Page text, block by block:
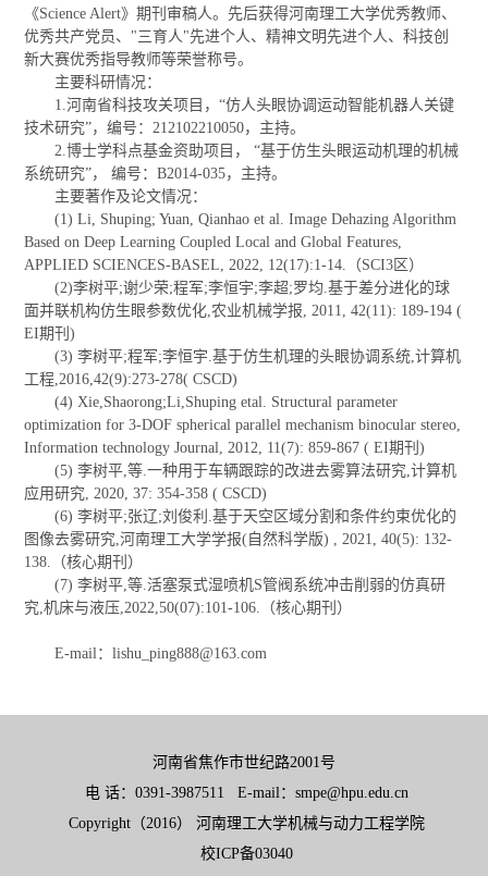
《Science Alert》期刊审稿人。先后获得河南理工大学优秀教师、
优秀共产党员、"三育人"先进个人、精神文明先进个人、科技创
新大赛优秀指导教师等荣誉称号。
主要科研情况：
1.河南省科技攻关项目，“仿人头眼协调运动智能机器人关键
技术研究”，编号：212102210050，主持。
2.博士学科点基金资助项目， “基于仿生头眼运动机理的机械
系统研究”， 编号：B2014-035，主持。
主要著作及论文情况：
(1) Li, Shuping; Yuan, Qianhao et al. Image Dehazing Algorithm
Based on Deep Learning Coupled Local and Global Features,
APPLIED SCIENCES-BASEL, 2022, 12(17):1-14.（SCI3区）
(2)李树平;谢少荣;程军;李恒宇;李超;罗均.基于差分进化的球
面并联机构仿生眼参数优化,农业机械学报, 2011, 42(11): 189-194 (
EI期刊)
(3) 李树平;程军;李恒宇.基于仿生机理的头眼协调系统,计算机
工程,2016,42(9):273-278( CSCD)
(4) Xie,Shaorong;Li,Shuping etal. Structural parameter
optimization for 3-DOF spherical parallel mechanism binocular stereo,
Information technology Journal, 2012, 11(7): 859-867 ( EI期刊)
(5) 李树平,等.一种用于车辆跟踪的改进去雾算法研究,计算机
应用研究, 2020, 37: 354-358 ( CSCD)
(6) 李树平;张辽;刘俊利.基于天空区域分割和条件约束优化的
图像去雾研究,河南理工大学学报(自然科学版) , 2021, 40(5): 132-
138.（核心期刊）
(7) 李树平,等.活塞泵式湿喷机S管阀系统冲击削弱的仿真研
究,机床与液压,2022,50(07):101-106.（核心期刊）
E-mail：lishu_ping888@163.com
河南省焦作市世纪路2001号
电 话：0391-3987511 E-mail：smpe@hpu.edu.cn
Copyright（2016） 河南理工大学机械与动力工程学院
校ICP备03040